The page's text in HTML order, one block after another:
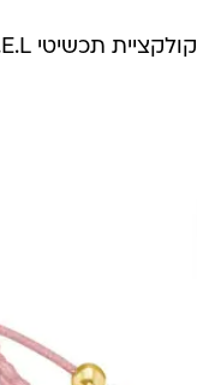
קולקציית תכשיטי R.E.L להשיג באתר